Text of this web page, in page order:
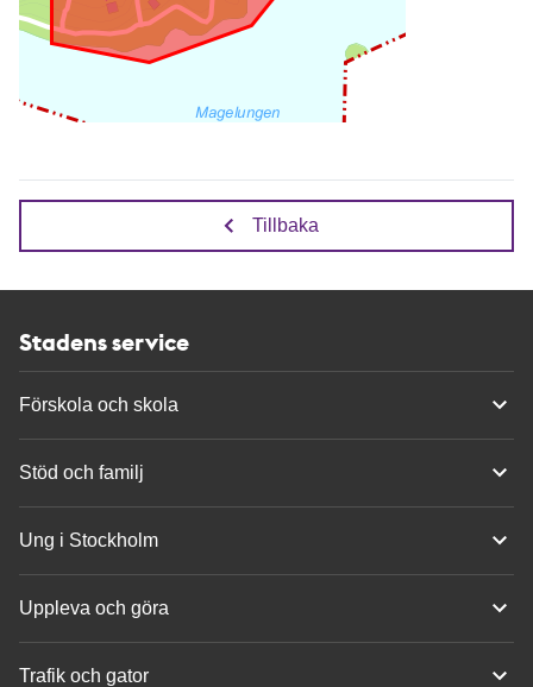
Tillbaka
Stadens service
Förskola och skola
Stöd och familj
Ung i Stockholm
Uppleva och göra
Trafik och gator